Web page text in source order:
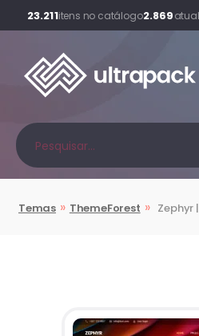
23.211itens no catálogo2.869
Temas » ThemeForest » Zephyr